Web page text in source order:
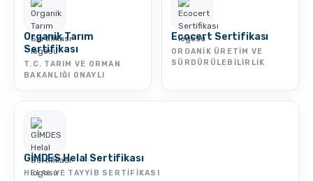
Organik Tarım
Sertifikası
T.C. TARIM VE ORMAN
BAKANLIĞI ONAYLI
Ecocert Sertifikası
ORGANIK ÜRETIM VE
SÜRDÜRÜLEBILIRLIK
GİMDES Helal Sertifikası
HELAL VE TAYYIB SERTIFIKASI